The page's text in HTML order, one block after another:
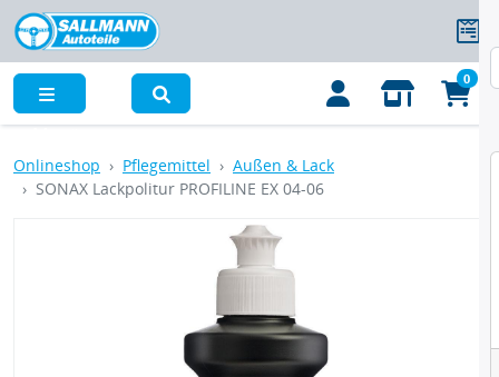
0
Onlineshop Pflegemittel
Außen & Lack
SONAX Lackpolitur PROFILINE EX 04-06